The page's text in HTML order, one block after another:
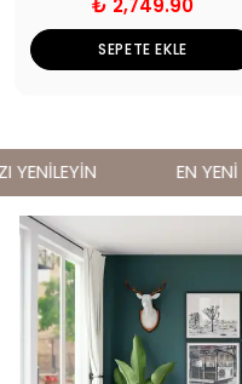
₺ 2,749.90
SEPETE EKLE
EN YENİ